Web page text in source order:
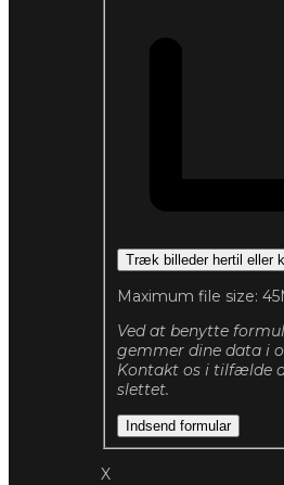
Træk billeder hertil eller
Maximum file size:
Ved at benytte
gemmer dine data i
Kontakt os i tilfælde
slettet.
Indsend formular
X